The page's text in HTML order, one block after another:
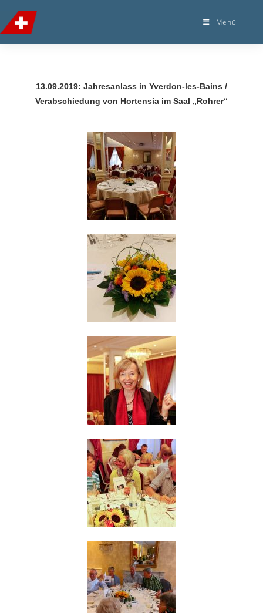
Menü
13.09.2019: Jahresanlass in Yverdon-les-Bains /
Verabschiedung von Hortensia im Saal „Rohrer“